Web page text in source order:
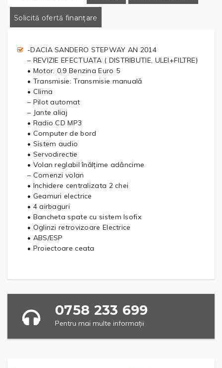
Solicită ofertă finanțare
-DACIA SANDERO STEPWAY AN 2014
– REVIZIE EFECTUATA ( DISTRIBUTIE, ULEI+FILTRE)
• Motor. 0.9 Benzina Euro 5
• Transmisie: Transmisie manuală
• Clima
– Pilot automat
– Jante aliaj
• Radio CD MP3
• Computer de bord
• Sistem audio
• Servodirectie
• Volan reglabil înălțime adâncime
– Comenzi volan
• Inchidere centralizata 2 chei
• Geamuri electrice
• 4 airbaguri
• Bancheta spate cu sistem Isofix
• Oglinzi retrovizoare Electrice
• ABS/ESP
• Proiectoare ceata
0758 233 699
Pentru mai multe informații